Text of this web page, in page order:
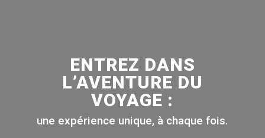
ENTREZ DANS
L’AVENTURE DU
VOYAGE :
une expérience unique, à chaque fois.